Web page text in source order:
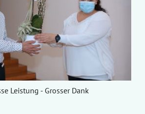
Leistung - Grosser Dank